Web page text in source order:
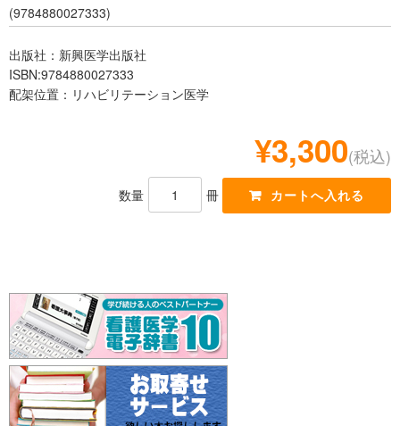
(9784880027333)
出版社：新興医学出版社
ISBN:9784880027333
配架位置：リハビリテーション医学
¥3,300(税込)
数量 冊